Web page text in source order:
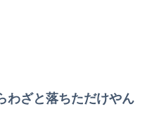
わざと落ちただけやん